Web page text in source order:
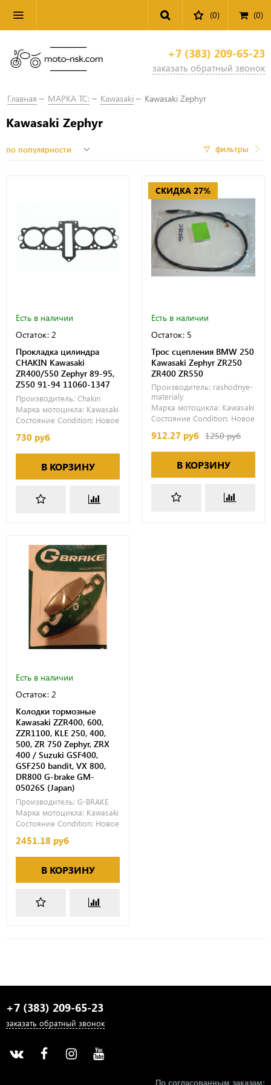
(0) (0)
+7 (383) 209-65-23
заказать обратный звонок
Главная МАРКА ТС: Kawasaki Kawasaki Zephyr
Kawasaki Zephyr
фильтры
Есть в наличии
Остаток: 2
Прокладка цилиндра
CHAKIN Kawasaki
ZR400/550 Zephyr 89-95,
Z550 91-94 11060-1347
Производитель: Chakin
Марка мотоцикла: Kawasaki
Состояние Condition: Новое
730 руб
В КОРЗИНУ
СКИДКА 27%
Есть в наличии
Остаток: 5
Трос сцепления BMW 250
Kawasaki Zephyr ZR250
ZR400 ZR550
Производитель: rashodnye-
materialy
Марка мотоцикла: Kawasaki
Состояние Condition: Новое
912.27 руб 1250 руб
В КОРЗИНУ
Есть в наличии
Остаток: 2
Колодки тормозные
Kawasaki ZZR400, 600,
ZZR1100, KLE 250, 400,
500, ZR 750 Zephyr, ZRX
400 / Suzuki GSF400,
GSF250 bandit, VX 800,
DR800 G-brake GM-
05026S (Japan)
Производитель: G-BRAKE
Марка мотоцикла: Kawasaki
Состояние Condition: Новое
2451.18 руб
В КОРЗИНУ
+7 (383) 209-65-23
заказать обратный звонок
По согласованным заказам: